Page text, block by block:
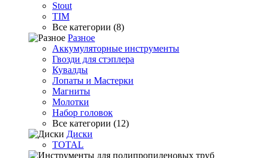
Stout
TIM
Все категории (8)
Разное
Аккумуляторные инструменты
Гвозди для стэплера
Кувалды
Лопаты и Мастерки
Магниты
Молотки
Набор головок
Все категории (12)
Диски
TOTAL